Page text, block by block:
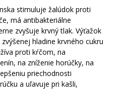
stimuluje žalúdok proti
má antibakteriálne
zvyšuje krvný tlak. Výťažok
hladine krvného cukru
proti kŕčom, na
na zníženie horúčky, na
priechodnosti
a uľavuje pri kašli,